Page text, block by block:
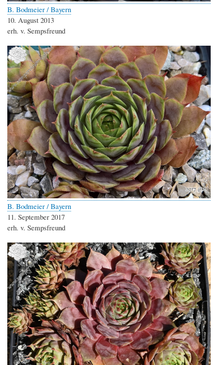
B. Bodmeier / Bayern
10. August 2013
erh. v. Sempsfreund
B. Bodmeier / Bayern
11. September 2017
erh. v. Sempsfreund